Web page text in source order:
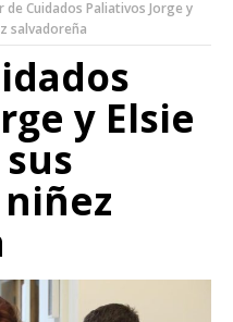
de Cuidados Paliativos Jorge y
salvadoreña
y Elsie